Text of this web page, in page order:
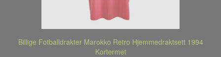
Billige Fotballdrakter Marokko Retro Hjemmedraktsett 1994
Kortermet